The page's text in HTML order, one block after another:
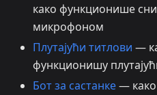
како функционише
микрофоном
Плутајући титлови —
функционишу
Бот за састанке—